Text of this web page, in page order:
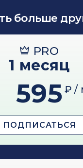
больше
PRO
1 месяц
595 ₽ /
ПОДПИСАТЬСЯ